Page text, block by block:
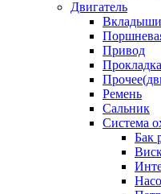
Двигатель
Вкладыши
Привод
Прокладка
Ремень
Сальник
Система
Бак